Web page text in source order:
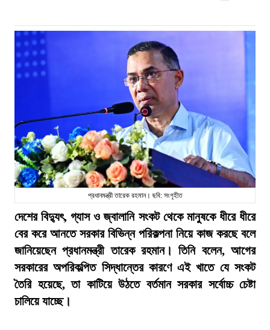
প্রধানমন্ত্রী তারেক রহমান। ছবি: সংগৃহীত
দেশের বিদ্যুৎ, গ্যাস ও জ্বালানি সংকট থেকে মানুষকে ধীরে ধীরে
বের করে আনতে সরকার বিভিন্ন পরিকল্পনা নিয়ে কাজ করছে বলে
জানিয়েছেন প্রধানমন্ত্রী তারেক রহমান। তিনি বলেন, আগের
সরকারের অপরিকল্পিত সিদ্ধান্তের কারণে এই খাতে যে সংকট
তৈরি হয়েছে, তা কাটিয়ে উঠতে বর্তমান সরকার সর্বোচ্চ চেষ্টা
চালিয়ে যাচ্ছে।